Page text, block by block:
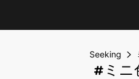
Seeking
#ミニ